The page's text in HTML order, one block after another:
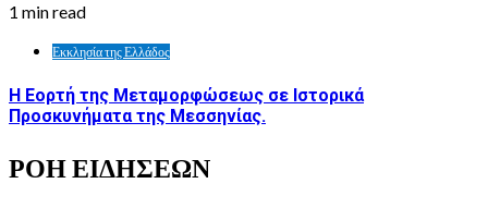
1 min read
Εκκλησία της Ελλάδος
Η Εορτή της Μεταμορφώσεως σε Ιστορικά
Προσκυνήματα της Μεσσηνίας.
ΡΟΗ ΕΙΔΗΣΕΩΝ